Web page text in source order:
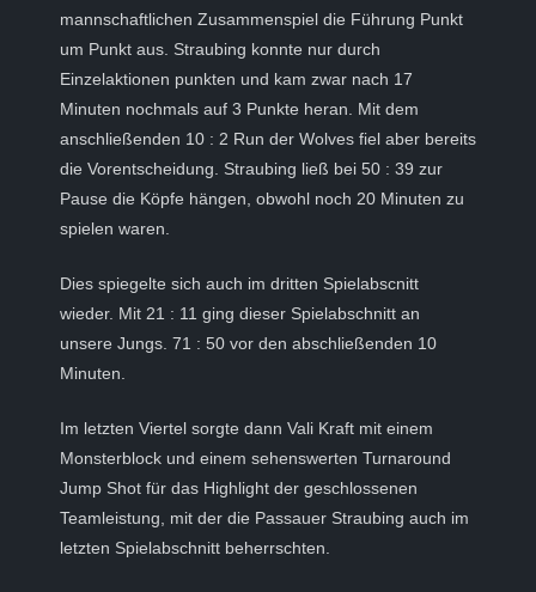
mannschaftlichen Zusammenspiel die Führung Punkt
um Punkt aus. Straubing konnte nur durch
Einzelaktionen punkten und kam zwar nach 17
Minuten nochmals auf 3 Punkte heran. Mit dem
anschließenden 10 : 2 Run der Wolves fiel aber bereits
die Vorentscheidung. Straubing ließ bei 50 : 39 zur
Pause die Köpfe hängen, obwohl noch 20 Minuten zu
spielen waren.
Dies spiegelte sich auch im dritten Spielabscnitt
wieder. Mit 21 : 11 ging dieser Spielabschnitt an
unsere Jungs. 71 : 50 vor den abschließenden 10
Minuten.
Im letzten Viertel sorgte dann Vali Kraft mit einem
Monsterblock und einem sehenswerten Turnaround
Jump Shot für das Highlight der geschlossenen
Teamleistung, mit der die Passauer Straubing auch im
letzten Spielabschnitt beherrschten.